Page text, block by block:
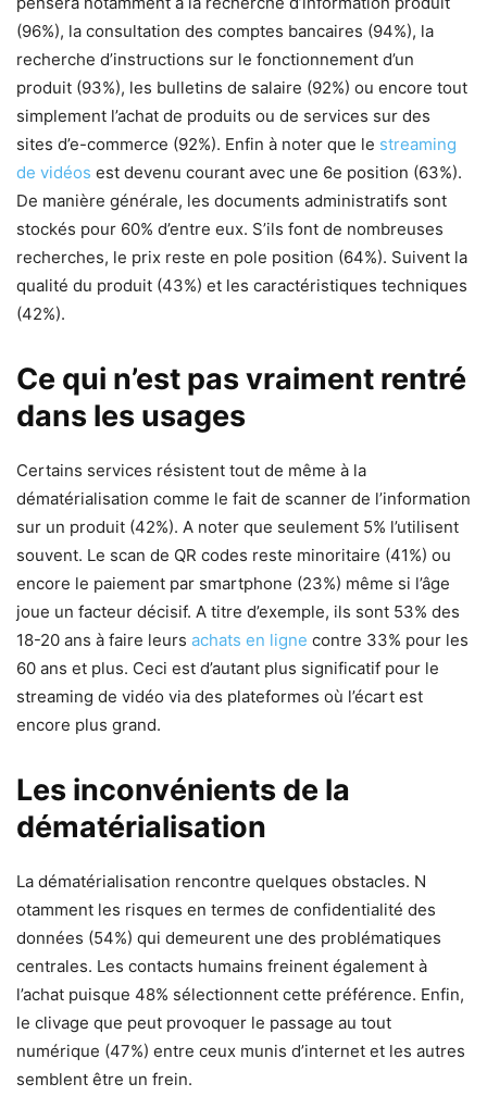
(96%), la consultation des comptes bancaires (94%), la
recherche d’instructions sur le fonctionnement d’un
produit (93%), les bulletins de salaire (92%) ou encore tout
simplement l’achat de produits ou de services sur des
sites d’e-commerce (92%). Enfin à noter que le streaming
de vidéos est devenu courant avec une 6e position (63%).
De manière générale, les documents administratifs sont
stockés pour 60% d’entre eux. S’ils font de nombreuses
recherches, le prix reste en pole position (64%). Suivent la
qualité du produit (43%) et les caractéristiques techniques
(42%).
Ce qui n’est pas vraiment rentré
dans les usages
Certains services résistent tout de même à la
dématérialisation comme le fait de scanner de l’information
sur un produit (42%). A noter que seulement 5% l’utilisent
souvent. Le scan de QR codes reste minoritaire (41%) ou
encore le paiement par smartphone (23%) même si l’âge
joue un facteur décisif. A titre d’exemple, ils sont 53% des
18-20 ans à faire leurs achats en ligne contre 33% pour les
60 ans et plus. Ceci est d’autant plus significatif pour le
streaming de vidéo via des plateformes où l’écart est
encore plus grand.
Les inconvénients de la
dématérialisation
La dématérialisation rencontre quelques obstacles. N
otamment les risques en termes de confidentialité des
données (54%) qui demeurent une des problématiques
centrales. Les contacts humains freinent également à
l’achat puisque 48% sélectionnent cette préférence. Enfin,
le clivage que peut provoquer le passage au tout
numérique (47%) entre ceux munis d’internet et les autres
semblent être un frein.